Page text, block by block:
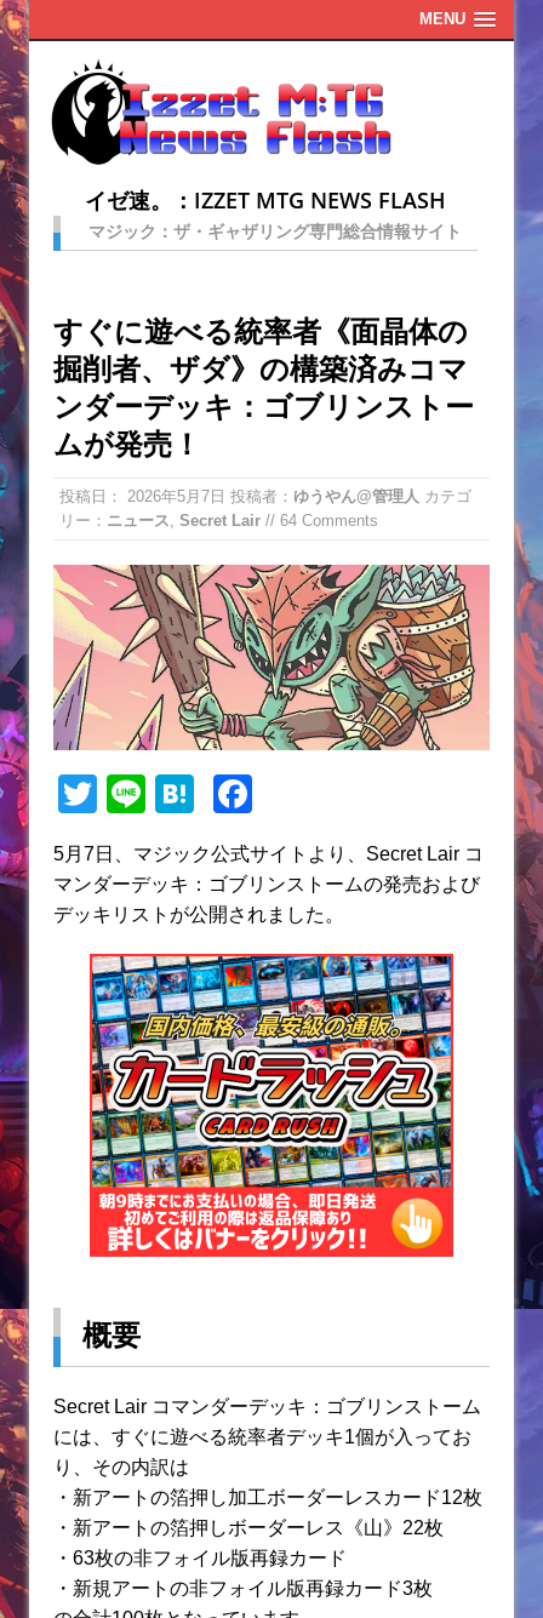
MENU
イゼ速。：IZZET MTG NEWS FLASH
マジック：ザ・ギャザリング専門総合情報サイト
すぐに遊べる統率者《面晶体の
掘削者、ザダ》の構築済みコマ
ンダーデッキ：ゴブリンストー
ムが発売！
投稿日： 2026年5月7日 投稿者： ゆうやん@管理人 カテゴ
リー： ニュース Secret Lair // 64 Comments
T
itt
er
Li
e
H
e
n
a
c
e
b
o
o
k
5月7日、マジック公式サイトより、Secret Lair コ
マンダーデッキ：ゴブリンストームの発売および
デッキリストが公開されました。
概要
Secret Lair コマンダーデッキ：ゴブリンストーム
には、すぐに遊べる統率者デッキ1個が入ってお
り、その内訳は
・新アートの箔押し加工ボーダーレスカード12枚
・新アートの箔押しボーダーレス《山》22枚
・63枚の非フォイル版再録カード
・新規アートの非フォイル版再録カード3枚